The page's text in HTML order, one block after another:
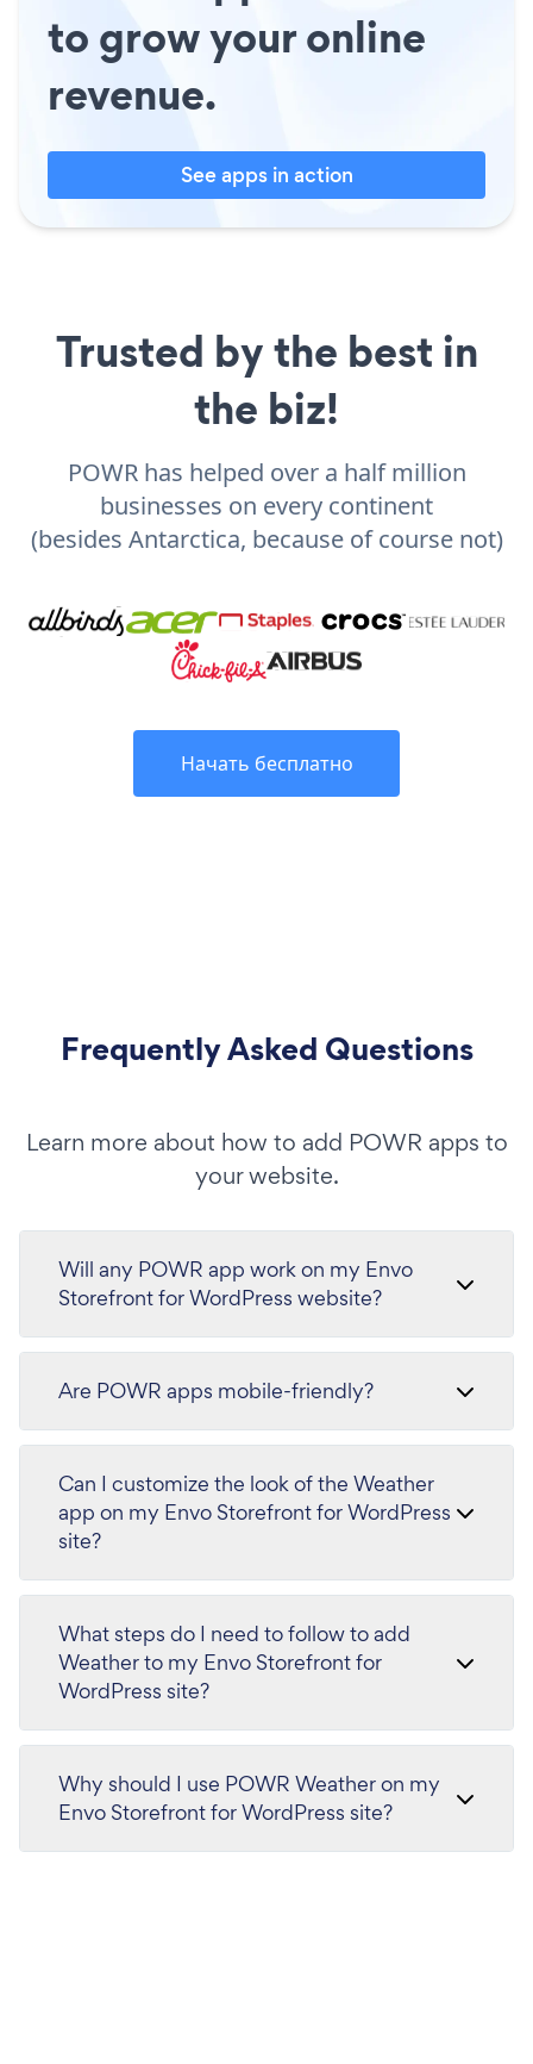
to grow your online
revenue.
See apps in action
Trusted by the best in
the biz!
POWR has helped over a half million
businesses on every continent
(besides Antarctica, because of course not)
Начать бесплатно
Frequently Asked Questions
Learn more about how to add POWR apps to
your website.
Will any POWR app work on my Envo
Storefront for WordPress website?
Are POWR apps mobile-friendly?
Can I customize the look of the Weather
app on my Envo Storefront for WordPress
site?
What steps do I need to follow to add
Weather to my Envo Storefront for
WordPress site?
Why should I use POWR Weather on my
Envo Storefront for WordPress site?